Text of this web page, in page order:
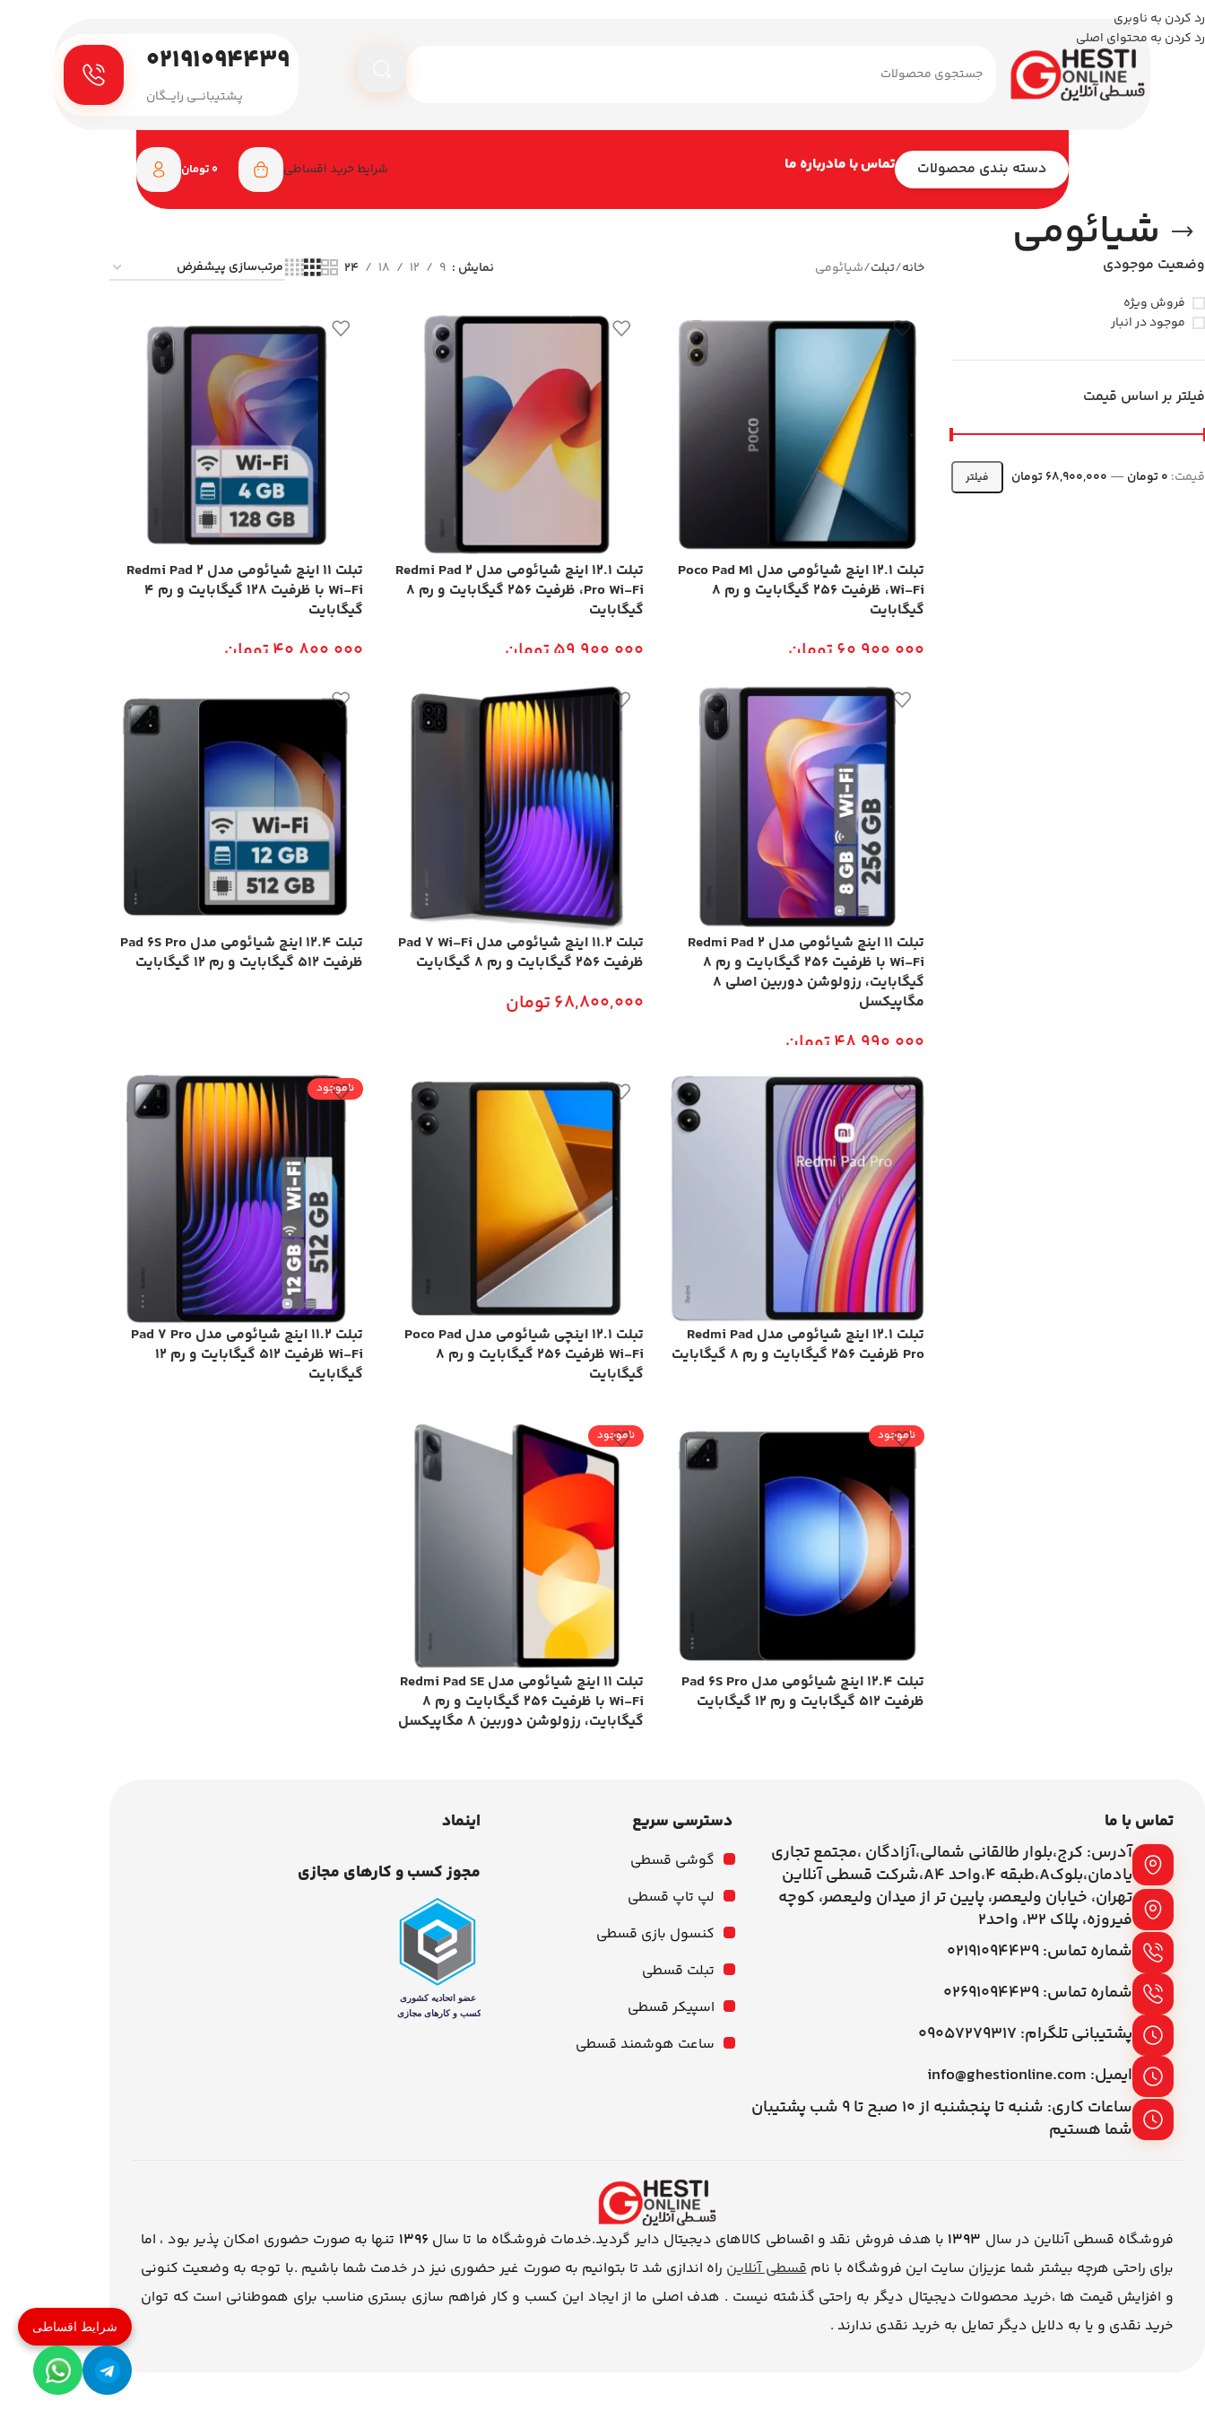
رد کردن به ناوبری
رد کردن به محتوای اصلی
۰۲۱۹۱۰۹۴۴۳۹
پـشتیبانـــی رایـــگان
دسته بندی محصولات تماس با مادرباره ما شرایط خرید اقساطی 0 تومان
شیائومی
وضعیت موجودی
فروش ویژه
موجود در انبار
فیلتر بر اساس قیمت
فیلتر قیمت: 0 تومان — 68,900,000 تومان
خانه تبلت شیائومی نمایش 9
12
18
24
تبلت 12.1 اینچ شیائومی مدل Poco Pad M1
Wi-Fi، ظرفیت 256 گیگابایت و رم 8
گیگابایت
60,900,000تومان
تبلت 12.1 اینچ شیائومی مدل Redmi Pad 2
Pro Wi-Fi، ظرفیت 256 گیگابایت و رم 8
گیگابایت
59,900,000تومان
تبلت ۱۱ اینچ شیائومی مدل Redmi Pad 2
Wi-Fi با ظرفیت 128 گیگابایت و رم 4
گیگابایت
40,800,000تومان
تبلت ۱۱ اینچ شیائومی مدل Redmi Pad 2
Wi-Fi با ظرفیت 256 گیگابایت و رم 8
گیگابایت، رزولوشن دوربین اصلی ۸
مگاپیکسل
48,990,000تومان
تبلت 11.2 اینچ شیائومی مدل Pad 7 Wi-Fi
ظرفیت 256 گیگابایت و رم 8 گیگابایت
68,800,000تومان
تبلت ۱۲.۴ اینچ شیائومی مدل Pad 6S Pro
ظرفیت 512 گیگابایت و رم 12 گیگابایت
تبلت 12.1 اینچ شیائومی مدل Redmi Pad
Pro ظرفیت 256 گیگابایت و رم 8 گیگابایت
تبلت 12.1 اینچی شیائومی مدل Poco Pad
Wi-Fi ظرفیت 256 گیگابایت و رم 8
گیگابایت
ناموجود
تبلت 11.2 اینچ شیائومی مدل Pad 7 Pro
Wi-Fi ظرفیت 512 گیگابایت و رم 12
گیگابایت
ناموجود
تبلت ۱۲.۴ اینچ شیائومی مدل Pad 6S Pro
ظرفیت 512 گیگابایت و رم 12 گیگابایت
ناموجود
تبلت ۱۱ اینچ شیائومی مدل Redmi Pad SE
Wi-Fi با ظرفیت ۲۵۶ گیگابایت و رم ۸
گیگابایت، رزولوشن دوربین ۸ مگاپیکسل
تماس با ما
آدرس: کرج،بلوار طالقانی شمالی،آزادگان ،مجتمع تجاری
یادمان،بلوکA،طبقه ۴،واحد A4،شرکت قسطی آنلاین
تهران، خیابان ولیعصر، پایین تر از میدان ولیعصر، کوچه
فیروزه، پلاک 32، واحد2
شماره تماس: ۰۲۱۹۱۰۹۴۴۳۹
شماره تماس: ۰۲۶۹۱۰۹۴۴۳۹
پشتیبانی تلگرام: ۰۹۰۵۷۲۷۹۳۱۷
ایمیل: info@ghestionline.com
ساعات کاری: شنبه تا پنجشنبه از ۱۰ صبح تا ۹ شب پشتیبان
شما هستیم
دسترسی سریع
گوشی قسطی
لپ تاپ قسطی
کنسول بازی قسطی
تبلت قسطی
اسپیکر قسطی
ساعت هوشمند قسطی
اینماد
مجوز کسب و کارهای مجازی
فروشگاه قسطی آنلاین در سال 1393 با هدف فروش نقد و اقساطی کالاهای دیجیتال دایر گردید.خدمات فروشگاه ما تا سال1396 تنها به صورت حضوری امکان پذیر بود ، اما
برای راحتی هرچه بیشتر شما عزیزان سایت این فروشگاه با نامقسطی آنلاین راه اندازی شد تا بتوانیم به صورت غیر حضوری نیز در خدمت شما باشیم .با توجه به وضعیت کنونی
و افزایش قیمت ها ،خرید محصولات دیجیتال دیگر به راحتی گذشته نیست . هدف اصلی ما از ایجاد این کسب و کار فراهم سازی بستری مناسب برای هموطنانی است که توان
خرید نقدی و یا به دلایل دیگر تمایل به خرید نقدی ندارند .
شرایط اقساطی